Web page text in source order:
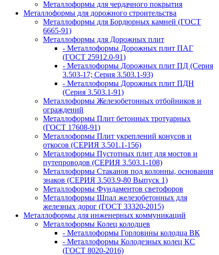
Металлоформы для чердачного покрытия
Металлоформы для дорожного строительства
Металлоформы для Бордюрных камней (ГОСТ
6665-91)
Металлоформы для Дорожных плит
- Металлоформы Дорожных плит ПАГ
(ГОСТ 25912.0-91)
- Металлоформы Дорожных плит ПД (Серия
3.503-17; Серия 3.503.1-93)
- Металлоформы Дорожных плит ПДН
(Серия 3.503.1-91)
Металлоформы Железобетонных отбойников и
ограждений
Металлоформы Плит бетонных тротуарных
(ГОСТ 17608-91)
Металлоформы Плит укреплений конусов и
откосов (СЕРИЯ 3.501.1-156)
Металлоформы Пустотных плит для мостов и
путепроводов (СЕРИЯ 3.503.1-108)
Металлоформы Стаканов под колонны, основания
знаков (СЕРИЯ 3.503.9-80 Выпуск 1)
Металлоформы Фундаментов светофоров
Металлоформы Шпал железобетонных для
железных дорог (ГОСТ 33320-2015)
Металлоформы для инженерных коммуникаций
Металлоформы Колец колодцев
- Металлоформы Горловины колодца ВК
- Металлоформы Колодезных колец КС
(ГОСТ 8020-2016)